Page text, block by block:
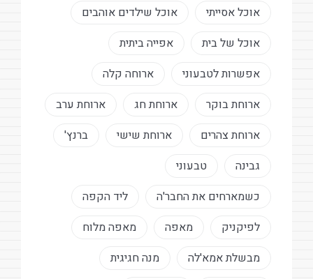
אוכל אסייתי
אוכל שילדים אוהבים
אוכל של בית
אפייה ביתית
אפשרות לטבעוני
ארוחה קלה
ארוחת בוקר
ארוחת חג
ארוחת ערב
ארוחת צהרים
ארוחת שישי
ברנץ'
גבינה
טבעוני
כשמארחים את החבר'ה
ליד הקפה
לפיקניק
מאפה
מאפה מלוח
מבשלת אמא'לה
מנה חגיגית